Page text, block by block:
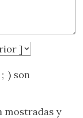
) son
mostradas y